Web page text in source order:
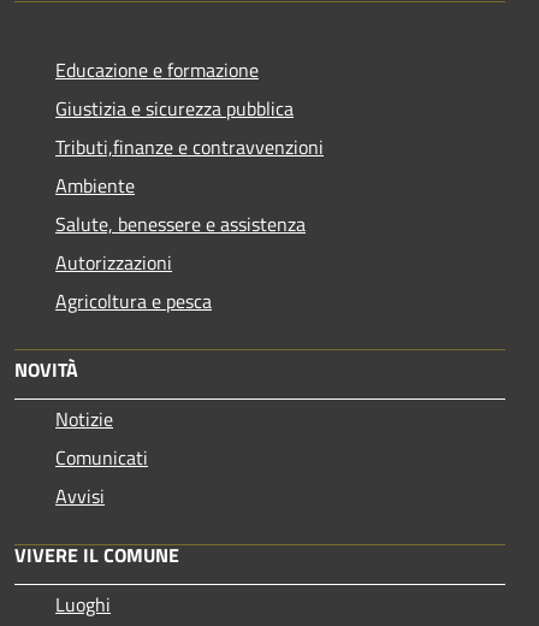
Educazione e formazione
Giustizia e sicurezza pubblica
Tributi,finanze e contravvenzioni
Ambiente
Salute, benessere e assistenza
Autorizzazioni
Agricoltura e pesca
NOVITÀ
Notizie
Comunicati
Avvisi
VIVERE IL COMUNE
Luoghi